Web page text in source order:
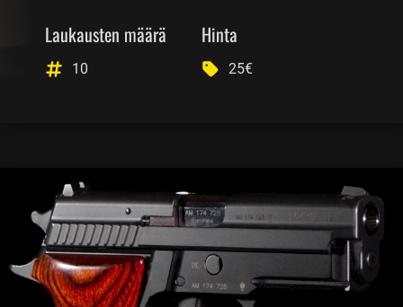
Laukausten määrä
10
Hinta
25€